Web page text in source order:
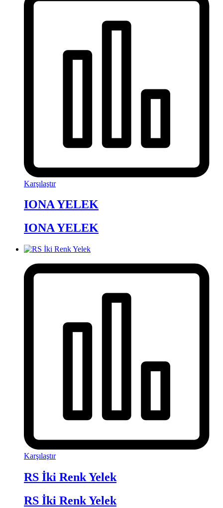
Karşılaştır
IONA YELEK
IONA YELEK
Karşılaştır
RS İki Renk Yelek
RS İki Renk Yelek